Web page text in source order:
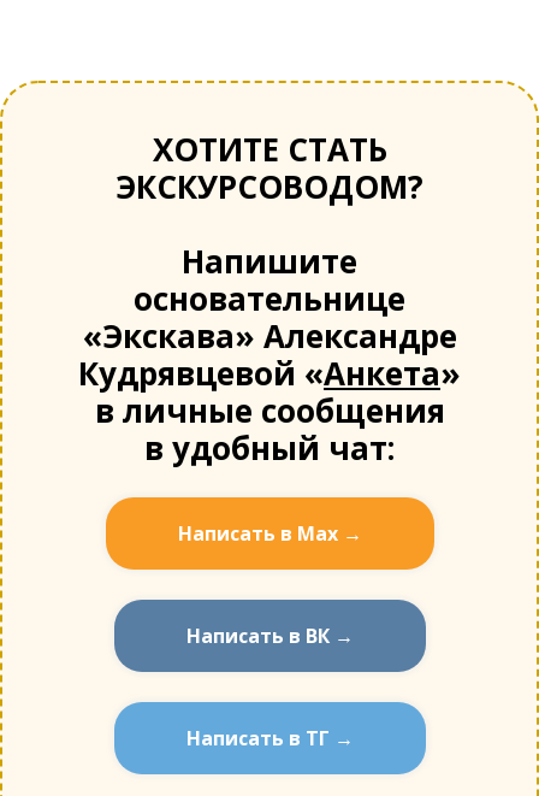
ХОТИТЕ СТАТЬ
ЭКСКУРСОВОДОМ?
Напишите
основательнице
«Экскава» Александре
Кудрявцевой «Анкета»
в личные сообщения
в удобный чат:
Написать в Мах →
Написать в ВК →
Написать в ТГ →